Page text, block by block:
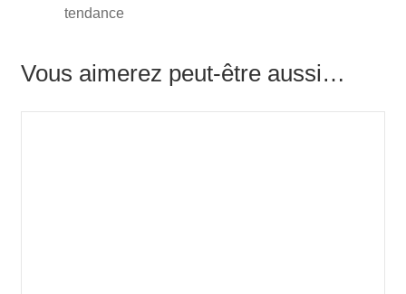
tendance
Vous aimerez peut-être aussi…